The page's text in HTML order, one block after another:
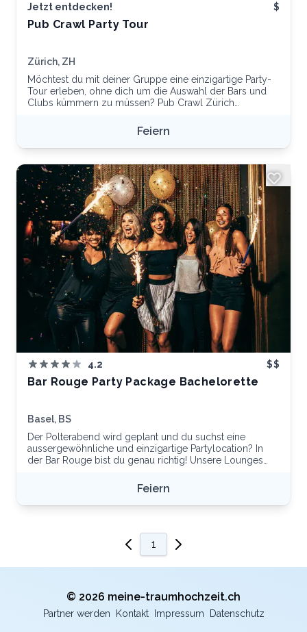
Jetzt entdecken! $
Pub Crawl Party Tour
Zürich, ZH
Möchtest du mit deiner Gruppe eine einzigartige Party-
Tour erleben, ohne dich um die Auswahl der Bars und
Clubs kümmern zu müssen? Pub Crawl Zürich
euch eine Bar-Tour an, bei der ihr die pulsierende Bar-
und Partyszene von Zürich erleben könnt. Unsere
erfahrenen Tourguides sorgen dafür, dass ihr den Abend
enden, wo ihr die Nacht durchfeiern könnt. Um den
Spass und die Energie hoch zu halten, servieren wir
regelmässig Shots und bereiten lustige Spiele wie Beer
Pong vor. Freut euch auf den Party-Spass!
Feiern
4.2 $$
Bar Rouge Party Package Bachelorette
Basel, BS
Der Polterabend wird geplant und du suchst eine
aussergewöhnliche und einzigartige Partylocation? In
der Bar Rouge bist du genau richtig! Unsere Lounges
Selbstverständlich werdet ihr persönlich am Eingang
abgeholt und zu eurer Lounge begleitet.
Feiern
1
© 2026 meine-traumhochzeit.ch
Partner werden Kontakt Impressum Datenschutz